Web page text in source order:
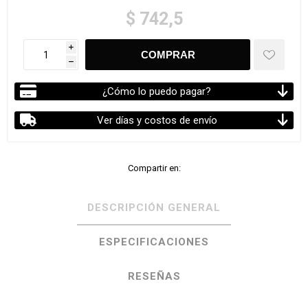
$ 742,5
i
h
¿Cómo lo puedo pagar?
Ver días y costos de envío
Compartir en:
DESCRIPCIÓN GENERAL
ESPECIFICACIONES
RESEÑAS